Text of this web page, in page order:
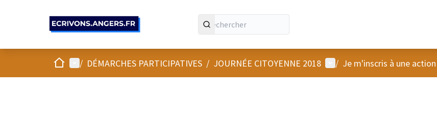
AccueilMenu principal
/ DÉMARCHES PARTICIPATIVES / JOURNÉE CITOYENNE 2018 Menu utilisateur
/ Je m'inscris à une action